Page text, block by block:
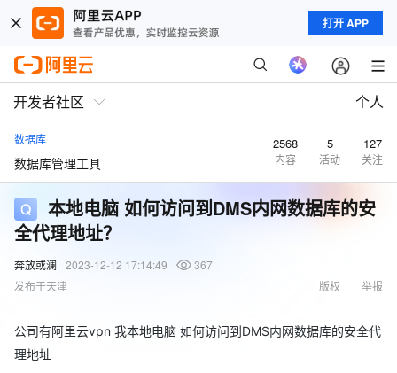
打开 APP
开发者社区 个人
数据库
数据库管理工具
2568
内容
5
活动
127
关注
本地电脑 如何访问到DMS内网数据库的安
全代理地址？
奔放或澜 2023-12-12 17:14:49
367
发布于天津
举报
版权
公司有阿里云vpn 我本地电脑 如何访问到DMS内网数据库的安全代
理地址